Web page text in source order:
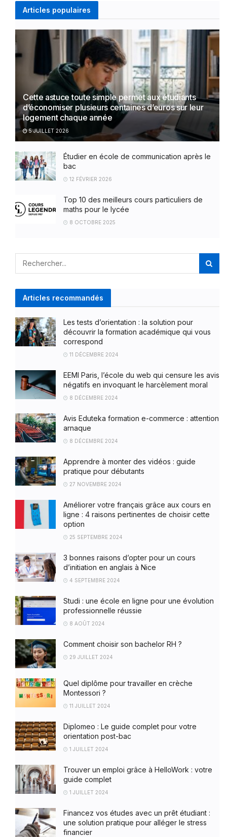
Articles populaires
Cette astuce toute simple permet aux étudiants
d’économiser plusieurs centaines d’euros sur leur
logement chaque année
5 JUILLET 2026
Étudier en école de communication après le
bac
12 FÉVRIER 2026
Top 10 des meilleurs cours particuliers de
maths pour le lycée
8 OCTOBRE 2025
Articles recommandés
Les tests d’orientation : la solution pour
découvrir la formation académique qui vous
correspond
11 DÉCEMBRE 2024
EEMI Paris, l’école du web qui censure les avis
négatifs en invoquant le harcèlement moral
8 DÉCEMBRE 2024
Avis Eduteka formation e-commerce : attention
arnaque
8 DÉCEMBRE 2024
Apprendre à monter des vidéos : guide
pratique pour débutants
27 NOVEMBRE 2024
Améliorer votre français grâce aux cours en
ligne : 4 raisons pertinentes de choisir cette
option
25 SEPTEMBRE 2024
3 bonnes raisons d’opter pour un cours
d’initiation en anglais à Nice
4 SEPTEMBRE 2024
Studi : une école en ligne pour une évolution
professionnelle réussie
8 AOÛT 2024
Comment choisir son bachelor RH ?
29 JUILLET 2024
Quel diplôme pour travailler en crèche
Montessori ?
11 JUILLET 2024
Diplomeo : Le guide complet pour votre
orientation post-bac
1 JUILLET 2024
Trouver un emploi grâce à HelloWork : votre
guide complet
1 JUILLET 2024
Financez vos études avec un prêt étudiant :
une solution pratique pour alléger le stress
financier